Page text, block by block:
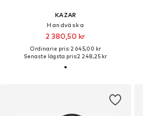
KAZAR
Handväska
2 380,50 kr
Ordinarie pris: 2 645,00 kr
Senaste lägsta pris:2 248,25 kr